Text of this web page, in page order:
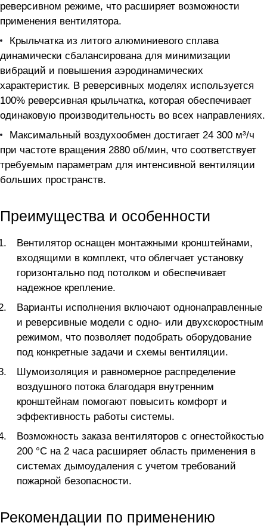
реверсивном режиме, что расширяет возможности
применения вентилятора.
Крыльчатка из литого алюминиевого сплава
динамически сбалансирована для минимизации
вибраций и повышения аэродинамических
характеристик. В реверсивных моделях используется
100% реверсивная крыльчатка, которая обеспечивает
одинаковую производительность во всех направлениях.
Максимальный воздухообмен достигает 24 300 м³/ч
при частоте вращения 2880 об/мин, что соответствует
требуемым параметрам для интенсивной вентиляции
больших пространств.
Преимущества и особенности
Вентилятор оснащен монтажными кронштейнами,
входящими в комплект, что облегчает установку
горизонтально под потолком и обеспечивает
надежное крепление.
Варианты исполнения включают однонаправленные
и реверсивные модели с одно- или двухскоростным
режимом, что позволяет подобрать оборудование
под конкретные задачи и схемы вентиляции.
Шумоизоляция и равномерное распределение
воздушного потока благодаря внутренним
кронштейнам помогают повысить комфорт и
эффективность работы системы.
Возможность заказа вентиляторов с огнестойкостью
200 °C на 2 часа расширяет область применения в
системах дымоудаления с учетом требований
пожарной безопасности.
Рекомендации по применению